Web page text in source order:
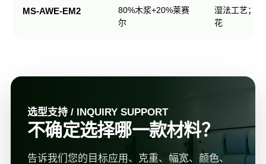
MS-AWE-EM2
80%木浆+20%莱赛
尔
湿法工艺；
花
选型支持 / INQUIRY SUPPORT
不确定选择哪一款材料？
告诉我们您的目标应用、克重、幅宽、颜色、